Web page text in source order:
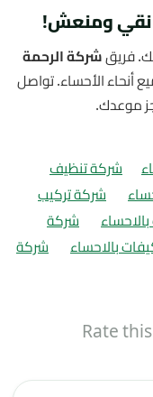
نقي ومنعش!
فريقشركة الرحمة
أنحاء الأحساء. تواصل
موعدك.
شركة تنظيف
شركة تركيب
شركة
بالاحساء
شركة
Rate